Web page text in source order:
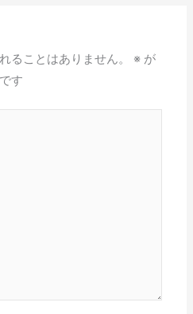
ることはありません。 ※ が
す